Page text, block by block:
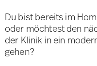
Du bist bereits im
oder möchtest den
der Klinik in ein
gehen?